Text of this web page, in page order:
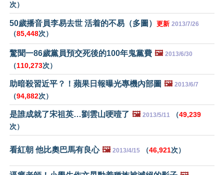
次）
50歲播音員李易去世 活着的不易（多圖） 更新 2013/7/26
（85,448次）
驚聞一86歲黨員預交死後的100年鬼黨費 🖼️ 2013/6/30
（110,273次）
助暗殺習近平？！蘋果日報曝光專機內部圖 🖼️ 2013/6/7
（94,882次）
是誰成就了宋祖英…劉雲山哽噎了 🖼️ 2013/5/11 （49,239
次）
看紅朝 他比奧巴馬有良心 🖼️ 2013/4/15 （46,921次）